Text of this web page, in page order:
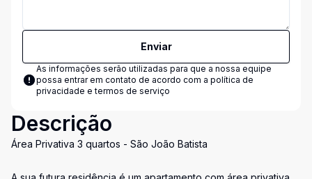
Enviar
As informações serão utilizadas para que a nossa equipe
possa entrar em contato de acordo com a política de
privacidade e termos de serviço
Descrição
Área Privativa 3 quartos - São João Batista